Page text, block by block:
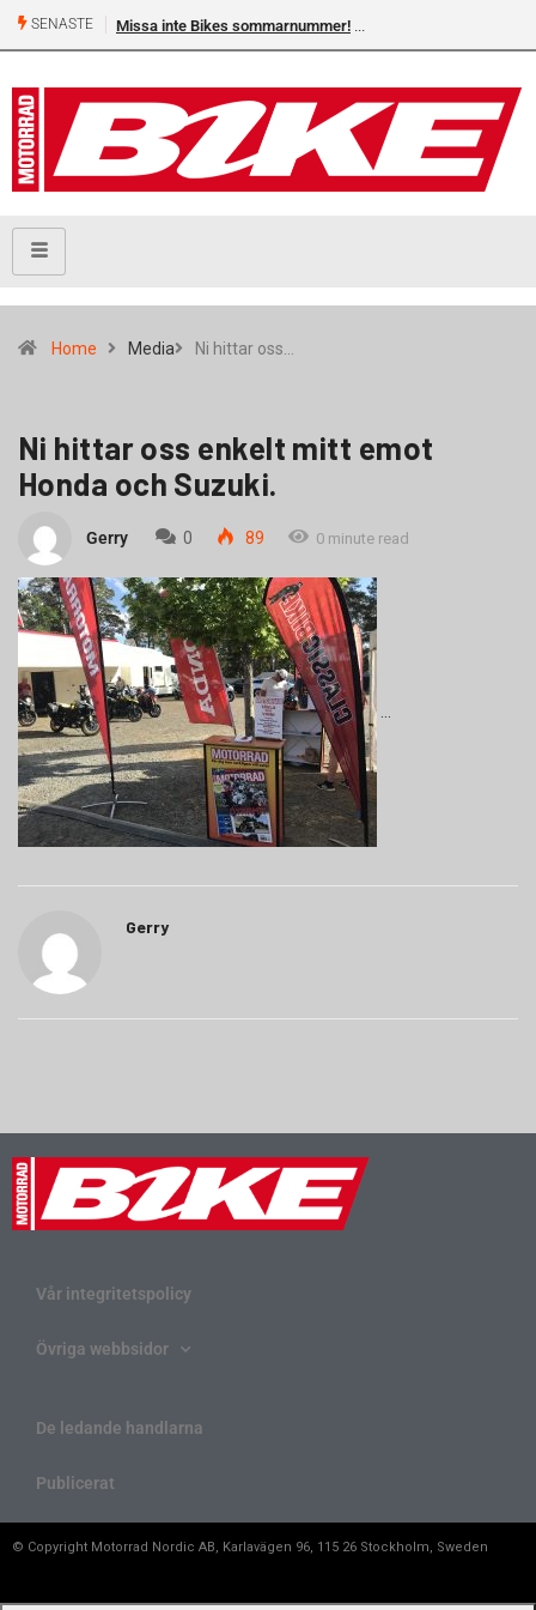
SENASTE Missa inte Bikes sommarnummer!
Home Media Ni hittar oss…
Ni hittar oss enkelt mitt emot
Honda och Suzuki.
Gerry 0 89 0 minute read
Gerry
Vår integritetspolicy
Övriga webbsidor
De ledande handlarna
Publicerat
© Copyright Motorrad Nordic AB, Karlavägen 96, 115 26 Stockholm, Sweden